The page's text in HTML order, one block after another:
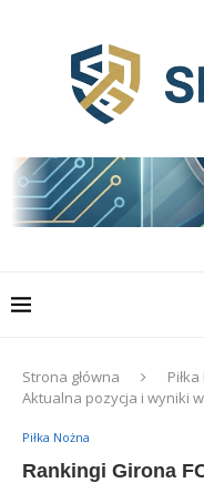
Strona główna
Aktualna pozycja i wyniki
Piłka Nożna
Rankingi Girona